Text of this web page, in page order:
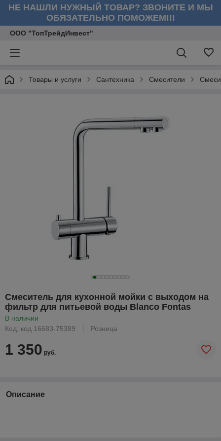
НЕ НАШЛИ НУЖНЫЙ ТОВАР? ЗВОНИТЕ И МЫ
ОБЯЗАТЕЛЬНО ПОМОЖЕМ!!!
ООО "ТопТрейдИнвест"
Товары и услуги Сантехника Смесители
Смеситель для кухонной мойки с выходом на
фильтр для питьевой воды Blanco Fontas
В наличии
Код: код 16683-75389
Розница
1 350 руб.
Описание